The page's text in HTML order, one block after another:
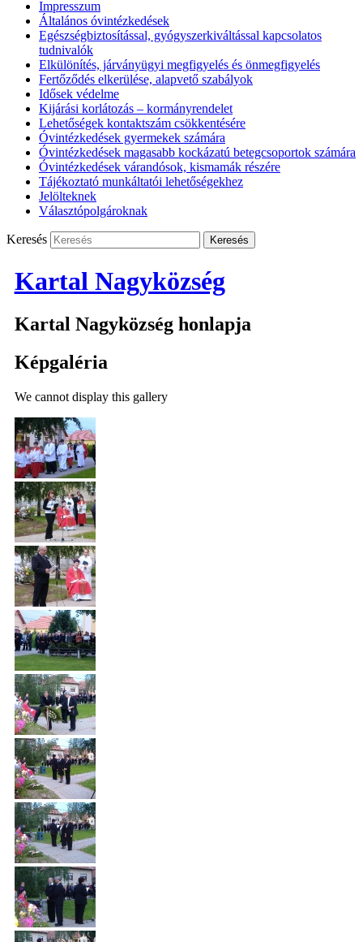
Impresszum
Általános óvintézkedések
Egészségbiztosítással, gyógyszerkiváltással kapcsolatos
tudnivalók
Elkülönítés, járványügyi megfigyelés és önmegfigyelés
Fertőződés elkerülése, alapvető szabályok
Idősek védelme
Kijárási korlátozás – kormányrendelet
Lehetőségek kontaktszám csökkentésére
Óvintézkedések gyermekek számára
Óvintézkedések magasabb kockázatú betegcsoportok számára
Óvintézkedések várandósok, kismamák részére
Tájékoztató munkáltatói lehetőségekhez
Jelölteknek
Választópolgároknak
Keresés
Kartal Nagyközség
Kartal Nagyközség honlapja
Képgaléria
We cannot display this gallery